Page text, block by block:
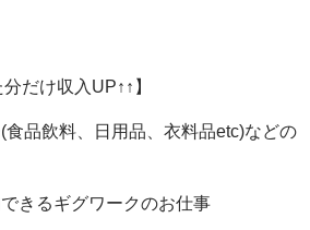
だけ収入UP↑↑】
品飲料、日用品、衣料品etc)などの
きるギグワークのお仕事